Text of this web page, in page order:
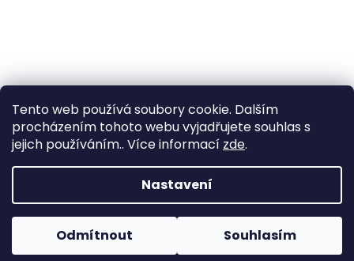
Tento web používá soubory cookie. Dalším
procházením tohoto webu vyjadřujete souhlas s
jejich používáním.. Více informací zde.
Nastavení
Odmítnout Souhlasím
Vytvořil Shoptet
Copyright 2026Zahrada Výstaviště. Všechna práva
vyhrazena.
Upravit nastavení cookies